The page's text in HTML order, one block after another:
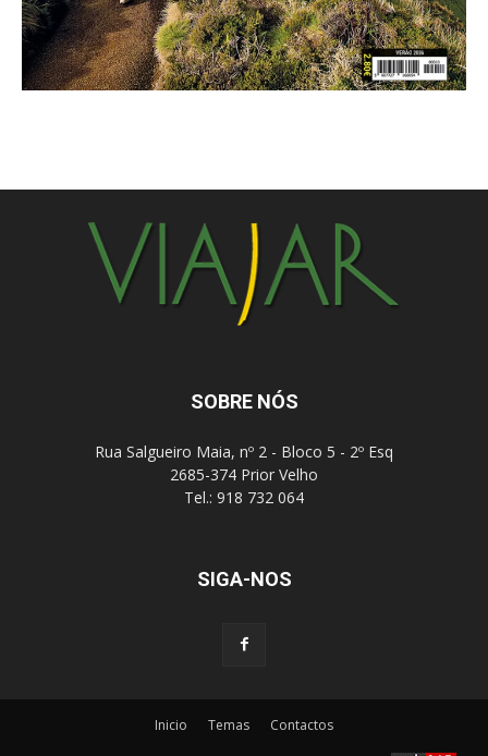
SOBRE NÓS
Rua Salgueiro Maia, nº 2 - Bloco 5 - 2º Esq
2685-374 Prior Velho
Tel.: 918 732 064
SIGA-NOS
Inicio Temas Contactos